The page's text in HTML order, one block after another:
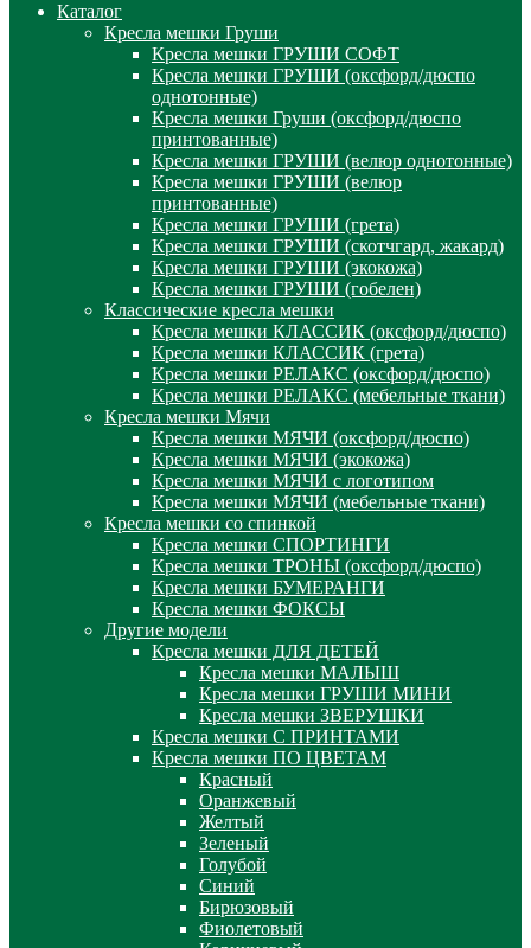
Каталог
Кресла мешки Груши
Кресла мешки ГРУШИ СОФТ
Кресла мешки ГРУШИ (оксфорд/дюспо
однотонные)
Кресла мешки Груши (оксфорд/дюспо
принтованные)
Кресла мешки ГРУШИ (велюр однотонные)
Кресла мешки ГРУШИ (велюр
принтованные)
Кресла мешки ГРУШИ (грета)
Кресла мешки ГРУШИ (скотчгард, жакард)
Кресла мешки ГРУШИ (экокожа)
Кресла мешки ГРУШИ (гобелен)
Классические кресла мешки
Кресла мешки КЛАССИК (оксфорд/дюспо)
Кресла мешки КЛАССИК (грета)
Креслa мешки РЕЛАКС (оксфорд/дюспо)
Креслa мешки РЕЛАКС (мебельные ткани)
Кресла мешки Мячи
Кресла мешки МЯЧИ (оксфорд/дюспо)
Кресла мешки МЯЧИ (экокожа)
Кресла мешки МЯЧИ с логотипом
Кресла мешки МЯЧИ (мебельные ткани)
Кресла мешки со спинкой
Кресла мешки СПОРТИНГИ
Кресла мешки ТРОНЫ (оксфорд/дюспо)
Кресла мешки БУМЕРАНГИ
Кресла мешки ФОКСЫ
Другие модели
Кресла мешки ДЛЯ ДЕТЕЙ
Кресла мешки МАЛЫШ
Кресла мешки ГРУШИ МИНИ
Кресла мешки ЗВЕРУШКИ
Кресла мешки С ПРИНТАМИ
Кресла мешки ПО ЦВЕТАМ
Красный
Оранжевый
Желтый
Зеленый
Голубой
Синий
Бирюзовый
Фиолетовый